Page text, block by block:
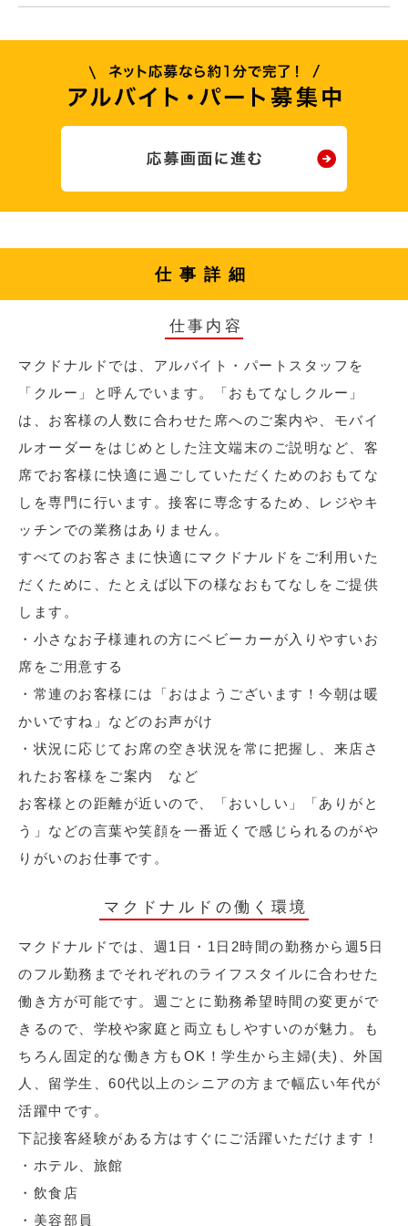
仕事詳細
仕事内容
マクドナルドでは、アルバイト・パートスタッフを
「クルー」と呼んでいます。「おもてなしクルー」
は、お客様の人数に合わせた席へのご案内や、モバイ
ルオーダーをはじめとした注文端末のご説明など、客
席でお客様に快適に過ごしていただくためのおもてな
しを専門に行います。接客に専念するため、レジやキ
ッチンでの業務はありません。
すべてのお客さまに快適にマクドナルドをご利用いた
だくために、たとえば以下の様なおもてなしをご提供
します。
・小さなお子様連れの方にベビーカーが入りやすいお
席をご用意する
・常連のお客様には「おはようございます！今朝は暖
かいですね」などのお声がけ
・状況に応じてお席の空き状況を常に把握し、来店さ
れたお客様をご案内 など
お客様との距離が近いので、「おいしい」「ありがと
う」などの言葉や笑顔を一番近くで感じられるのがや
りがいのお仕事です。
マクドナルドの働く環境
マクドナルドでは、週1日・1日2時間の勤務から週5日
のフル勤務までそれぞれのライフスタイルに合わせた
働き方が可能です。週ごとに勤務希望時間の変更がで
きるので、学校や家庭と両立もしやすいのが魅力。も
ちろん固定的な働き方もOK！学生から主婦(夫)、外国
人、留学生、60代以上のシニアの方まで幅広い年代が
活躍中です。
下記接客経験がある方はすぐにご活躍いただけます！
・ホテル、旅館
・飲食店
・美容部員